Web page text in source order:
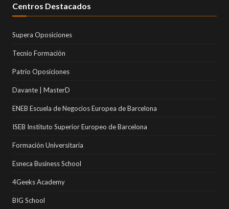
Centros Destacados
Supera Oposiciones
Tecnio Formación
Patrio Oposiciones
Davante | MasterD
ENEB Escuela de Negocios Europea de Barcelona
ISEB Instituto Superior Europeo de Barcelona
Formación Universitaria
Esneca Business School
4Geeks Academy
BIG School